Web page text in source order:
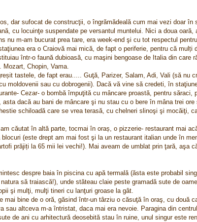
dar sufocat de construcţii, o îngrămădeală cum mai vezi doar în
cu locuinţe suspendate pe versantul muntelui. Nici a doua oară,
nu m-am bucurat prea tare, era week-end şi cu tot respectul
era o Craiovă mai mică, de fapt o periferie, pentru că mulți
într-o faună dubioasă, cu maşini bengoase de Italia din care
Chopin, Vama.
tastele, de fapt erau..... Guţă, Parizer, Salam, Adi, Vali (să nu
moldovenii sau cu dobrogenii). Dacă vă vine să credeti, în
Cezar- o bombă împuţită cu mâncare proastă, pentru săraci,
asta dacă au bani de mâncare şi nu stau cu o bere în mâna trei
schiloadă care se vrea terasă, cu chelneri slinoşi şi mocăiţi,
căutat în altă parte, tocmai în oraș, o pizzerie- restaurant mai
(este drept am mai fost şi la un restaurant italian unde în
prăjiți la 65 mii lei vechi!). Mai aveam de umblat prin ţară, aşa
despre baia în piscina cu apă termală (ăsta este probabil
să traiască!), unde stăteau claie peste gramadă sute de
şi mulţi, mulţi tineri cu lanţuri groase la gât.
mai bine de o oră, găsind într-un târziu o căsuţă în oraş, cu două
sau altceva m-a întristat, daca mai era nevoie. Paragina din
de ani cu arhitectură deosebită stau în ruine, unul singur este